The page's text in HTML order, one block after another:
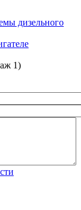
дизельного
1)
*